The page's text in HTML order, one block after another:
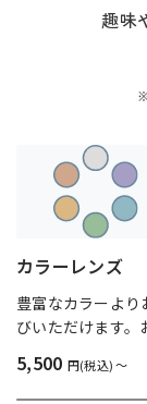
趣味
カラーレンズ
豊富なカラーより
びいただけます。
よっては眩しさを
る効果も。
5,500 円(税込) 〜